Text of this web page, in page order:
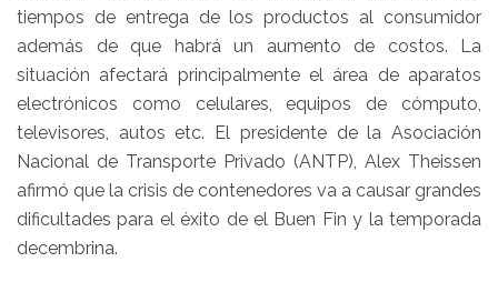
tiempos de entrega de los productos al consumidor
además de que habrá un aumento de costos. La
situación afectará principalmente el área de aparatos
electrónicos como celulares, equipos de cómputo,
televisores, autos etc. El presidente de la Asociación
Nacional de Transporte Privado (ANTP), Alex Theissen
afirmó que la crisis de contenedores va a causar grandes
dificultades para el éxito de el Buen Fin y la temporada
decembrina.